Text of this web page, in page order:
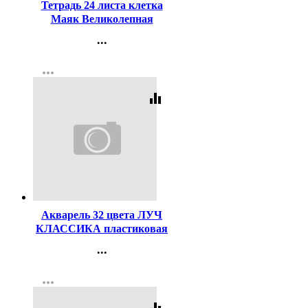
Тетрадь 24 листа клетка
Маяк Великолепная
...
Регистрация
more_horiz
equalizer
Акварель 32 цвета ЛУЧ
КЛАССИКА пластиковая
арт 26С 1579-08
...
Регистрация
more_horiz